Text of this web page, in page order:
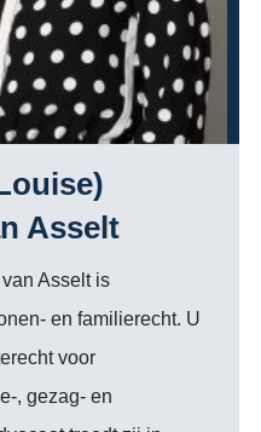
Asselt
Asselt is
en familierecht. U
voor
, gezag- en